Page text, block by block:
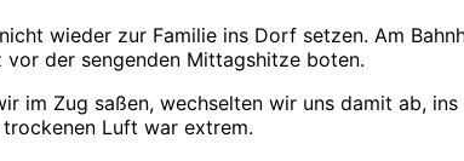
wieder zur Familie ins Dorf setzen. Am
der sengenden Mittagshitze boten.
im Zug saßen, wechselten wir uns damit ab,
Luft war extrem.